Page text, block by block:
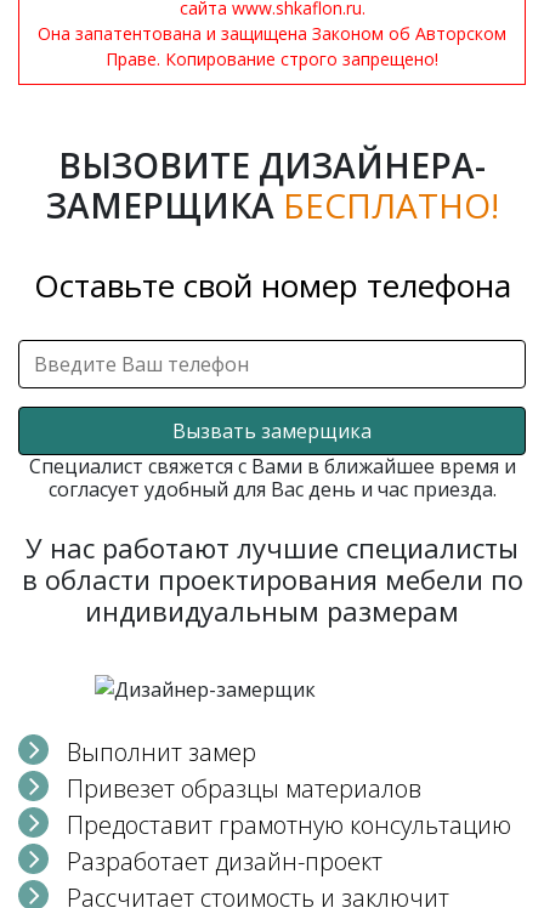
сайта www.shkaflon.ru.
Она запатентована и защищена Законом об Авторском
Праве. Копирование строго запрещено!
ВЫЗОВИТЕ ДИЗАЙНЕРА-
ЗАМЕРЩИКА БЕСПЛАТНО!
Оставьте свой номер телефона
Вызвать замерщика
Специалист свяжется с Вами в ближайшее время и
согласует удобный для Вас день и час приезда.
У нас работают лучшие специалисты
в области проектирования мебели по
индивидуальным размерам
Выполнит замер
Привезет образцы материалов
Предоставит грамотную консультацию
Разработает дизайн-проект
Рассчитает стоимость и заключит